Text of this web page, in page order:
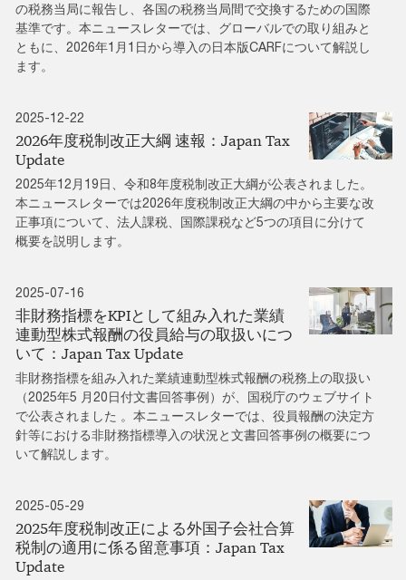
の税務当局に報告し、各国の税務当局間で交換するための国際
基準です。本ニュースレターでは、グローバルでの取り組みと
ともに、2026年1月1日から導入の日本版CARFについて解説し
ます。
2025-12-22
2026年度税制改正大綱 速報：Japan Tax
Update
2025年12月19日、令和8年度税制改正大綱が公表されました。
本ニュースレターでは2026年度税制改正大綱の中から主要な改
正事項について、法人課税、国際課税など5つの項目に分けて
概要を説明します。
2025-07-16
非財務指標をKPIとして組み入れた業績
連動型株式報酬の役員給与の取扱いにつ
いて：Japan Tax Update
非財務指標を組み入れた業績連動型株式報酬の税務上の取扱い
（2025年5 月20日付文書回答事例）が、国税庁のウェブサイト
で公表されました 。本ニュースレターでは、役員報酬の決定方
針等における非財務指標導入の状況と文書回答事例の概要につ
いて解説します。
2025-05-29
2025年度税制改正による外国子会社合算
税制の適用に係る留意事項：Japan Tax
Update